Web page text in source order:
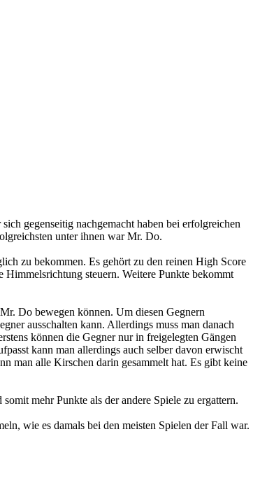
gegenseitig nachgemacht haben bei erfolgreichen
unter ihnen war Mr. Do.
zu bekommen. Es gehört zu den reinen High Score
steuern. Weitere Punkte bekommt
Do bewegen können. Um diesen Gegnern
ausschalten kann. Allerdings muss man danach
können die Gegner nur in freigelegten Gängen
kann man allerdings auch selber davon erwischt
man alle Kirschen darin gesammelt hat. Es gibt keine
mehr Punkte als der andere Spiele zu ergattern.
wie es damals bei den meisten Spielen der Fall war.